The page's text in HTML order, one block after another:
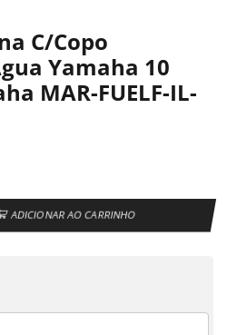
C/Copo
Yamaha 10
MAR-FUELF-IL-
ADICIONAR AO CARRINHO